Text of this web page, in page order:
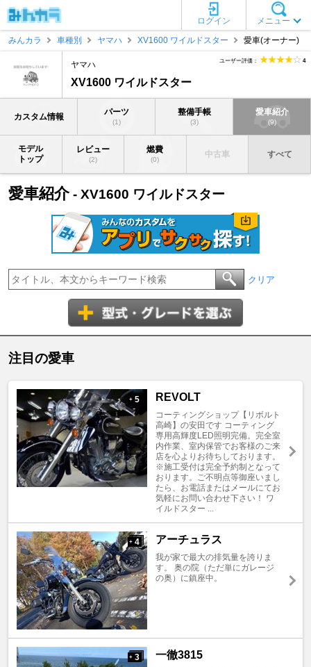
メニュー
ログイン
みんカラ
車種別 ヤマハ XV1600 ワイルドスター 愛車(オーナー)
ヤマハ
XV1600 ワイルドスター
ユーザー評価： 4
カスタム情報 パーツ
(1)
整備手帳
(3)
愛車紹介
(9)
モデル
トップ
レビュー
(2)
燃費
(0)
中古車 すべて
愛車紹介- XV1600 ワイルドスター
クリア
注目の愛車
+ 5 REVOLT
コーティングショップ【リボルト
高崎】の安田です コーティング
専用高輝度LED照明完備。完全室
内作業、室内保管でお客様のご来
店を心よりお待ちしております。
※施工受付は完全予約制となって
おります。ご不明点等御座いまし
たら、お電話またはメールにてお
気軽にお問い合わせ下さい！ ワ
イルドスター ...
+ 4 アーチュラス
我が家で最大の排気量を誇りま
す。 奥の院（ただ単にガレージ
の奥）に鎮座中。
+ 3 一徹3815